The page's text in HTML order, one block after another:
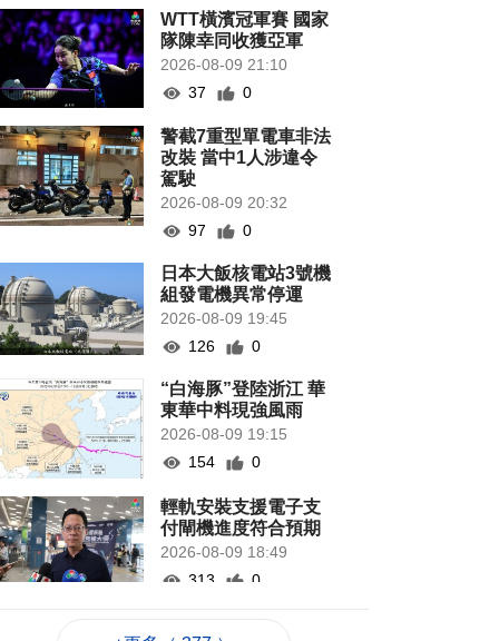
WTT橫濱冠軍賽 國家
隊陳幸同收獲亞軍
2026-08-09 21:10
37
0
警截7重型單電車非法
改裝 當中1人涉違令
駕駛
2026-08-09 20:32
97
0
日本大飯核電站3號機
組發電機異常停運
2026-08-09 19:45
126
0
“白海豚”登陸浙江 華
東華中料現強風雨
2026-08-09 19:15
154
0
輕軌安裝支援電子支
付閘機進度符合預期
2026-08-09 18:49
313
0